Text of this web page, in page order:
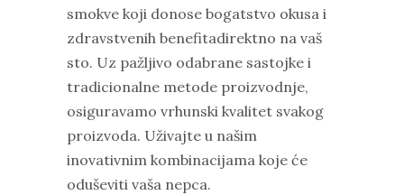
smokve koji donose bogatstvo okusa i
zdravstvenih benefitadirektno na vaš
sto. Uz pažljivo odabrane sastojke i
tradicionalne metode proizvodnje,
osiguravamo vrhunski kvalitet svakog
proizvoda. Uživajte u našim
inovativnim kombinacijama koje će
oduševiti vaša nepca.